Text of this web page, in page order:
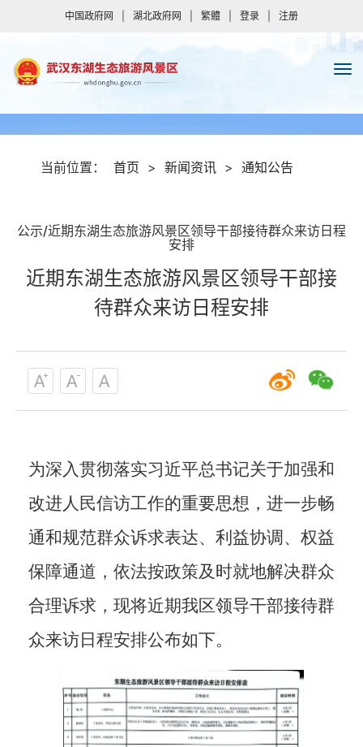
中国政府网 湖北政府网 繁體 登录 注册
当前位置： 首页 > 新闻资讯 > 通知公告
公示/近期东湖生态旅游风景区领导干部接待群众来访日程
安排
近期东湖生态旅游风景区领导干部接
待群众来访日程安排
为深入贯彻落实习近平总书记关于加强和
改进人民信访工作的重要思想，进一步畅
通和规范群众诉求表达、利益协调、权益
保障通道，依法按政策及时就地解决群众
合理诉求 ，现将近期我区领导干部接待群
众来访日程安排公布如下。